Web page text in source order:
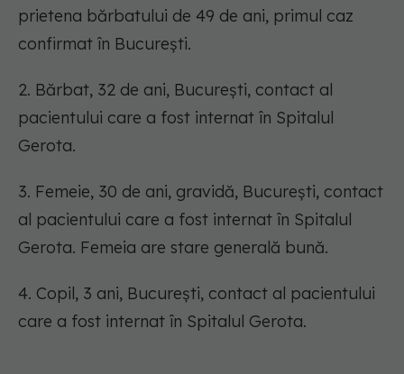
prietena bărbatului de 49 de ani, primul caz
confirmat în București.
2. Bărbat, 32 de ani, București, contact al
pacientului care a fost internat în Spitalul
Gerota.
3. Femeie, 30 de ani, gravidă, București, contact
al pacientului care a fost internat în Spitalul
Gerota. Femeia are stare generală bună.
4. Copil, 3 ani, București, contact al pacientului
care a fost internat în Spitalul Gerota.